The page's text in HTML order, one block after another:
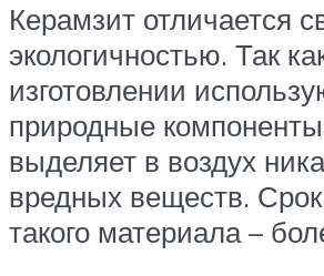
Керамзит отличается
экологичностью. Так
изготовлении
природные
выделяет в воздух
вредных веществ.
такого материала –